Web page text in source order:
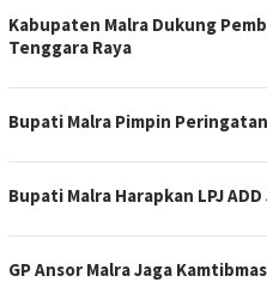
Kabupaten Malra Dukung
Tenggara Raya
Bupati Malra Pimpin
Bupati Malra Harapkan LPJ
GP Ansor Malra Jaga